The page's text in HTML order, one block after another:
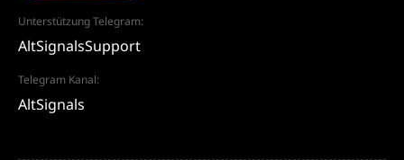
Unterstützung Telegram:
AltSignalsSupport
Telegram Kanal:
AltSignals